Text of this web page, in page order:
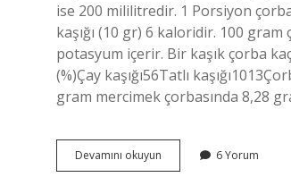
ise 200 mililitredir. 1 Porsiyon
kaşığı (10 gr) 6 kaloridir. 100
potasyum içerir. Bir kaşık çorba
(%)Çay kaşığı56Tatlı
gram mercimek çorbasında 8,28
Devamını okuyun
Çorba
6 Yorum